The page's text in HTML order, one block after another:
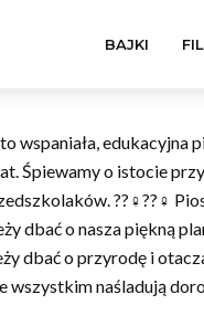
BAJKI
wspaniała,
Śpiewamy o istocie
??‍♀️??‍♀️
dbać o nasza piękną
dbać o przyrodę i
wszystkim naśladują